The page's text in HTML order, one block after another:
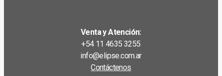
Venta y Atención:
+54 11 4635 3255
info@elipse.com.ar
Contáctenos